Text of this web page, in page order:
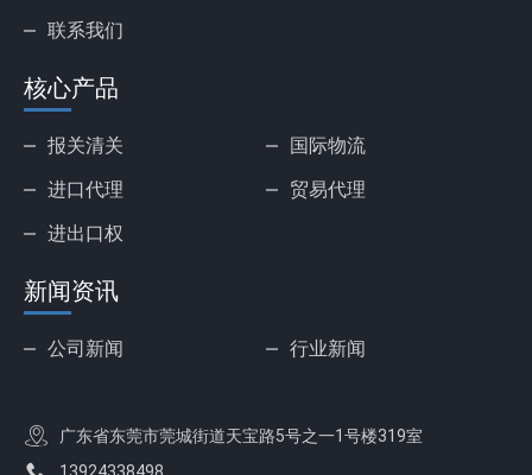
联系我们
核心产品
报关清关
国际物流
进口代理
贸易代理
进出口权
新闻资讯
公司新闻 行业新闻
广东省东莞市莞城街道天宝路5号之一1号楼319室